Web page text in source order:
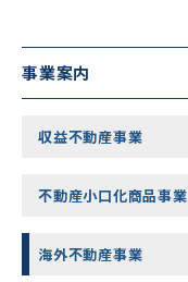
事業案内
収益不動産事業
不動産小口化商品事業
海外不動産事業